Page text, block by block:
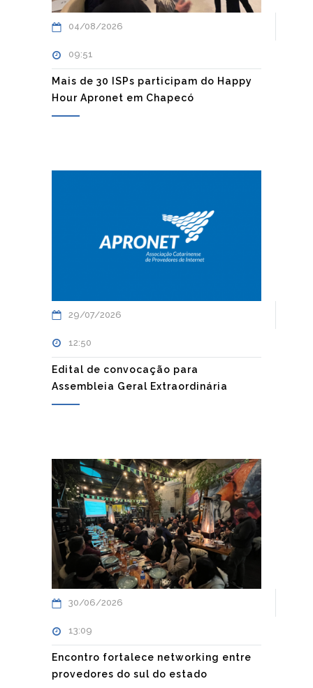
04/08/2026
09:51
Mais de 30 ISPs participam do Happy
Hour Apronet em Chapecó
29/07/2026
12:50
Edital de convocação para
Assembleia Geral Extraordinária
30/06/2026
13:09
Encontro fortalece networking entre
provedores do sul do estado